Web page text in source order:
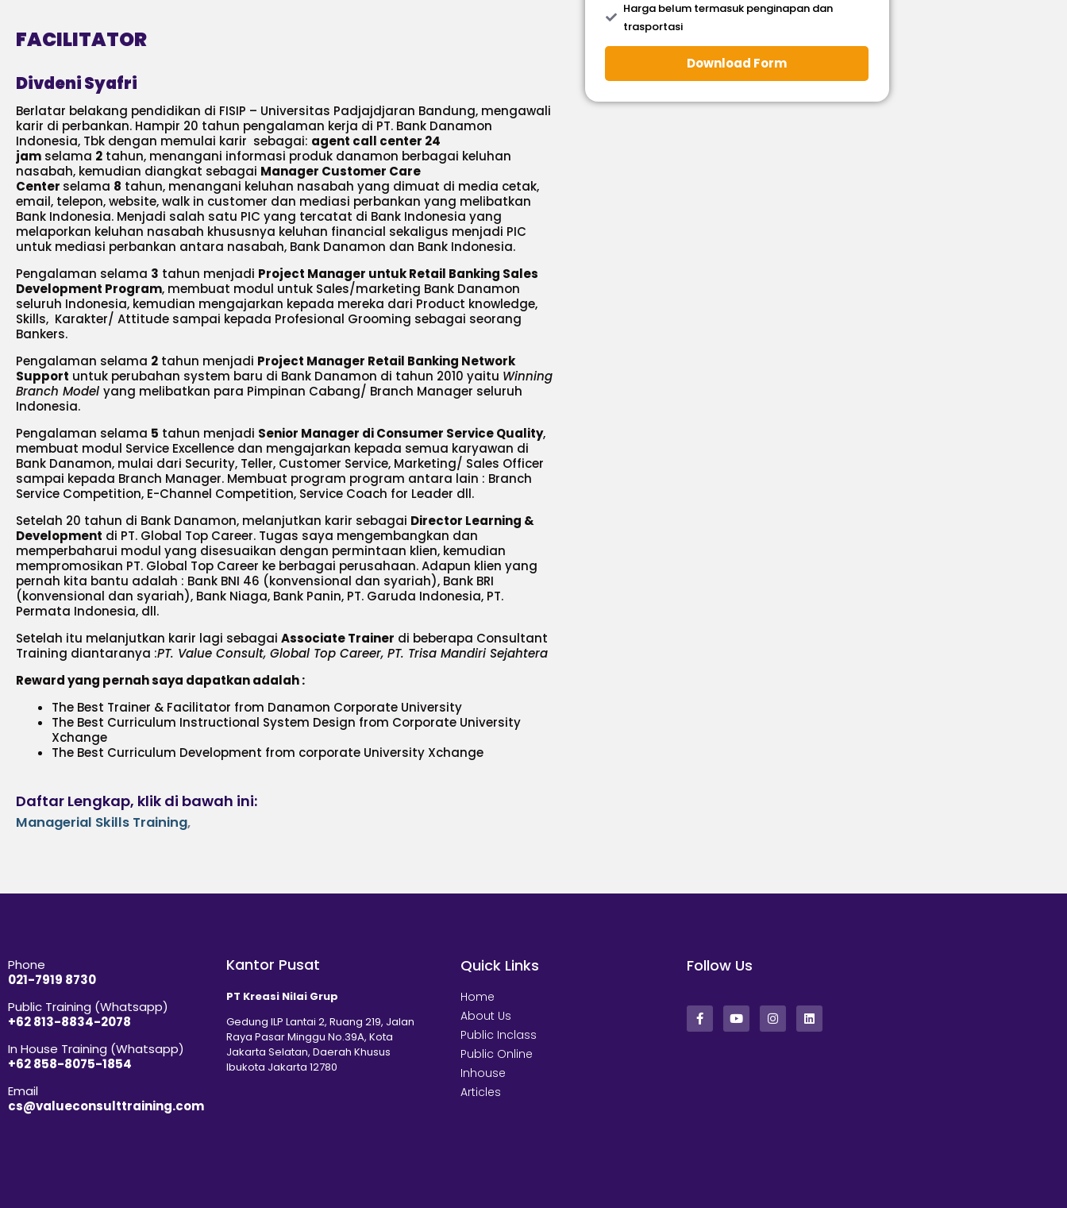
FACILITATOR
Divdeni Syafri
Berlatar belakang pendidikan di FISIP – Universitas Padjajdjaran Bandung, mengawali
karir di perbankan. Hampir 20 tahun pengalaman kerja di PT. Bank Danamon
Indonesia, Tbk dengan memulai karir sebagai: agent call center 24
jam selama 2 tahun, menangani informasi produk danamon berbagai keluhan
nasabah, kemudian diangkat sebagai Manager Customer Care
Center selama 8 tahun, menangani keluhan nasabah yang dimuat di media cetak,
email, telepon, website, walk in customer dan mediasi perbankan yang melibatkan
Bank Indonesia. Menjadi salah satu PIC yang tercatat di Bank Indonesia yang
melaporkan keluhan nasabah khususnya keluhan financial sekaligus menjadi PIC
untuk mediasi perbankan antara nasabah, Bank Danamon dan Bank Indonesia.
Pengalaman selama 3 tahun menjadi Project Manager untuk Retail Banking Sales
Development Program, membuat modul untuk Sales/marketing Bank Danamon
seluruh Indonesia, kemudian mengajarkan kepada mereka dari Product knowledge,
Skills, Karakter/ Attitude sampai kepada Profesional Grooming sebagai seorang
Bankers.
Pengalaman selama 2 tahun menjadi Project Manager Retail Banking Network
Support untuk perubahan system baru di Bank Danamon di tahun 2010 yaitu Winning
Branch Model yang melibatkan para Pimpinan Cabang/ Branch Manager seluruh
Indonesia.
Pengalaman selama 5 tahun menjadi Senior Manager di Consumer Service Quality,
membuat modul Service Excellence dan mengajarkan kepada semua karyawan di
Bank Danamon, mulai dari Security, Teller, Customer Service, Marketing/ Sales Officer
sampai kepada Branch Manager. Membuat program program antara lain : Branch
Service Competition, E-Channel Competition, Service Coach for Leader dll.
Setelah 20 tahun di Bank Danamon, melanjutkan karir sebagai Director Learning &
Development di PT. Global Top Career. Tugas saya mengembangkan dan
memperbaharui modul yang disesuaikan dengan permintaan klien, kemudian
mempromosikan PT. Global Top Career ke berbagai perusahaan. Adapun klien yang
pernah kita bantu adalah : Bank BNI 46 (konvensional dan syariah), Bank BRI
(konvensional dan syariah), Bank Niaga, Bank Panin, PT. Garuda Indonesia, PT.
Permata Indonesia, dll.
Setelah itu melanjutkan karir lagi sebagai Associate Trainer di beberapa Consultant
Training diantaranya :PT. Value Consult, Global Top Career, PT. Trisa Mandiri Sejahtera
Reward yang pernah saya dapatkan adalah :
The Best Trainer & Facilitator from Danamon Corporate University
The Best Curriculum Instructional System Design from Corporate University
Xchange
The Best Curriculum Development from corporate University Xchange
Daftar Lengkap, klik di bawah ini:
Managerial Skills Training,
Harga belum termasuk penginapan dan
trasportasi
Download Form
Phone
021-7919 8730
Public Training (Whatsapp)
+62 813-8834-2078
In House Training (Whatsapp)
+62 858-8075-1854
Email
cs@valueconsulttraining.com
Kantor Pusat
PT Kreasi Nilai Grup
Gedung ILP Lantai 2, Ruang 219, Jalan
Raya Pasar Minggu No.39A, Kota
Jakarta Selatan, Daerah Khusus
Ibukota Jakarta 12780
Quick Links
Home
About Us
Public Inclass
Public Online
Inhouse
Articles
Follow Us